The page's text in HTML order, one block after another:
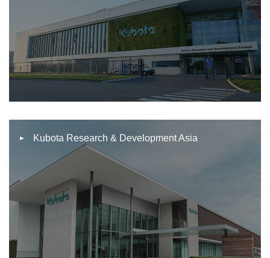
Kubota Research & Development Asia